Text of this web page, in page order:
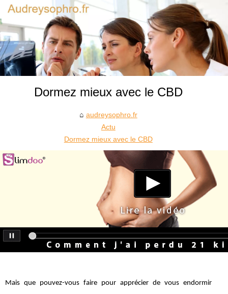
Dormez mieux avec le CBD
audreysophro.fr
Actu
Dormez mieux avec le CBD
Mais que pouvez-vous faire pour apprécier de vous endormir